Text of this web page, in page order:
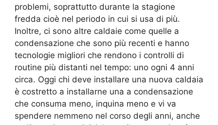
problemi, soprattutto durante la stagione
fredda cioè nel periodo in cui si usa di più.
Inoltre, ci sono altre caldaie come quelle a
condensazione che sono più recenti e hanno
tecnologie migliori che rendono i controlli di
routine più distanti nel tempo: uno ogni 4 anni
circa. Oggi chi deve installare una nuova caldaia
è costretto a installarne una a condensazione
che consuma meno, inquina meno e vi va
spendere nemmeno nel corso degli anni, anche